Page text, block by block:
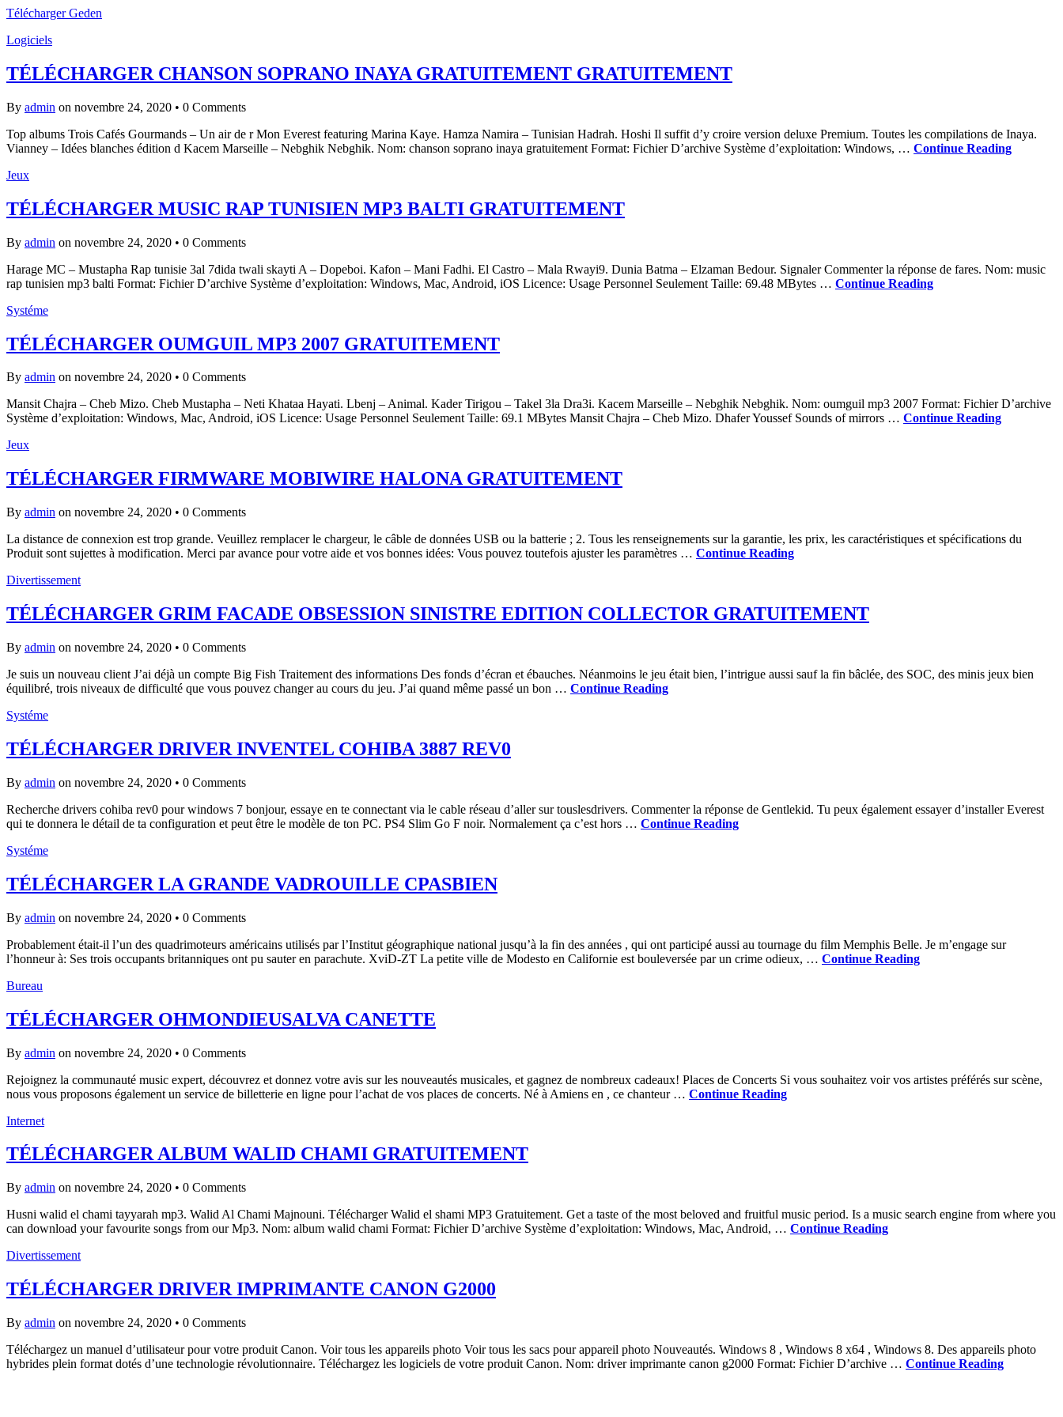
Télécharger Geden
Logiciels
TÉLÉCHARGER CHANSON SOPRANO INAYA GRATUITEMENT GRATUITEMENT
By admin on novembre 24, 2020 • 0 Comments
Top albums Trois Cafés Gourmands – Un air de r Mon Everest featuring Marina Kaye. Hamza Namira – Tunisian Hadrah. Hoshi Il suffit d’y croire version deluxe Premium. Toutes les compilations de Inaya.
Vianney – Idées blanches édition d Kacem Marseille – Nebghik Nebghik. Nom: chanson soprano inaya gratuitement Format: Fichier D’archive Système d’exploitation: Windows, … Continue Reading
Jeux
TÉLÉCHARGER MUSIC RAP TUNISIEN MP3 BALTI GRATUITEMENT
By admin on novembre 24, 2020 • 0 Comments
Harage MC – Mustapha Rap tunisie 3al 7dida twali skayti A – Dopeboi. Kafon – Mani Fadhi. El Castro – Mala Rwayi9. Dunia Batma – Elzaman Bedour. Signaler Commenter la réponse de fares. Nom: music
rap tunisien mp3 balti Format: Fichier D’archive Système d’exploitation: Windows, Mac, Android, iOS Licence: Usage Personnel Seulement Taille: 69.48 MBytes … Continue Reading
Systéme
TÉLÉCHARGER OUMGUIL MP3 2007 GRATUITEMENT
By admin on novembre 24, 2020 • 0 Comments
Mansit Chajra – Cheb Mizo. Cheb Mustapha – Neti Khataa Hayati. Lbenj – Animal. Kader Tirigou – Takel 3la Dra3i. Kacem Marseille – Nebghik Nebghik. Nom: oumguil mp3 2007 Format: Fichier D’archive
Système d’exploitation: Windows, Mac, Android, iOS Licence: Usage Personnel Seulement Taille: 69.1 MBytes Mansit Chajra – Cheb Mizo. Dhafer Youssef Sounds of mirrors … Continue Reading
Jeux
TÉLÉCHARGER FIRMWARE MOBIWIRE HALONA GRATUITEMENT
By admin on novembre 24, 2020 • 0 Comments
La distance de connexion est trop grande. Veuillez remplacer le chargeur, le câble de données USB ou la batterie ; 2. Tous les renseignements sur la garantie, les prix, les caractéristiques et spécifications du
Produit sont sujettes à modification. Merci par avance pour votre aide et vos bonnes idées: Vous pouvez toutefois ajuster les paramètres … Continue Reading
Divertissement
TÉLÉCHARGER GRIM FACADE OBSESSION SINISTRE EDITION COLLECTOR GRATUITEMENT
By admin on novembre 24, 2020 • 0 Comments
Je suis un nouveau client J’ai déjà un compte Big Fish Traitement des informations Des fonds d’écran et ébauches. Néanmoins le jeu était bien, l’intrigue aussi sauf la fin bâclée, des SOC, des minis jeux bien
équilibré, trois niveaux de difficulté que vous pouvez changer au cours du jeu. J’ai quand même passé un bon … Continue Reading
Systéme
TÉLÉCHARGER DRIVER INVENTEL COHIBA 3887 REV0
By admin on novembre 24, 2020 • 0 Comments
Recherche drivers cohiba rev0 pour windows 7 bonjour, essaye en te connectant via le cable réseau d’aller sur touslesdrivers. Commenter la réponse de Gentlekid. Tu peux également essayer d’installer Everest
qui te donnera le détail de ta configuration et peut être le modèle de ton PC. PS4 Slim Go F noir. Normalement ça c’est hors … Continue Reading
Systéme
TÉLÉCHARGER LA GRANDE VADROUILLE CPASBIEN
By admin on novembre 24, 2020 • 0 Comments
Probablement était-il l’un des quadrimoteurs américains utilisés par l’Institut géographique national jusqu’à la fin des années , qui ont participé aussi au tournage du film Memphis Belle. Je m’engage sur
l’honneur à: Ses trois occupants britanniques ont pu sauter en parachute. XviD-ZT La petite ville de Modesto en Californie est bouleversée par un crime odieux, … Continue Reading
Bureau
TÉLÉCHARGER OHMONDIEUSALVA CANETTE
By admin on novembre 24, 2020 • 0 Comments
Rejoignez la communauté music expert, découvrez et donnez votre avis sur les nouveautés musicales, et gagnez de nombreux cadeaux! Places de Concerts Si vous souhaitez voir vos artistes préférés sur scène,
nous vous proposons également un service de billetterie en ligne pour l’achat de vos places de concerts. Né à Amiens en , ce chanteur … Continue Reading
Internet
TÉLÉCHARGER ALBUM WALID CHAMI GRATUITEMENT
By admin on novembre 24, 2020 • 0 Comments
Husni walid el chami tayyarah mp3. Walid Al Chami Majnouni. Télécharger Walid el shami MP3 Gratuitement. Get a taste of the most beloved and fruitful music period. Is a music search engine from where you
can download your favourite songs from our Mp3. Nom: album walid chami Format: Fichier D’archive Système d’exploitation: Windows, Mac, Android, … Continue Reading
Divertissement
TÉLÉCHARGER DRIVER IMPRIMANTE CANON G2000
By admin on novembre 24, 2020 • 0 Comments
Téléchargez un manuel d’utilisateur pour votre produit Canon. Voir tous les appareils photo Voir tous les sacs pour appareil photo Nouveautés. Windows 8 , Windows 8 x64 , Windows 8. Des appareils photo
hybrides plein format dotés d’une technologie révolutionnaire. Téléchargez les logiciels de votre produit Canon. Nom: driver imprimante canon g2000 Format: Fichier D’archive … Continue Reading